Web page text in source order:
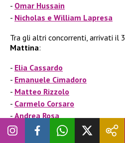
Omar Hussain
Nicholas e William Lapresa
Tra gli altri concorrenti, arrivati il
Mattina:
Elia Cassardo
Emanuele Cimadoro
Matteo Rizzolo
Carmelo Corsaro
Andrea Rosa
Denis Brioschi